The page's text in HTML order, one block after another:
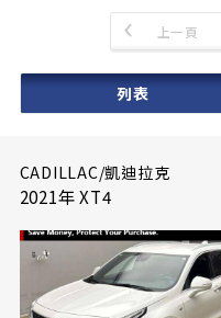
上一頁
列表
CADILLAC/凱迪拉克
2021年 XT4